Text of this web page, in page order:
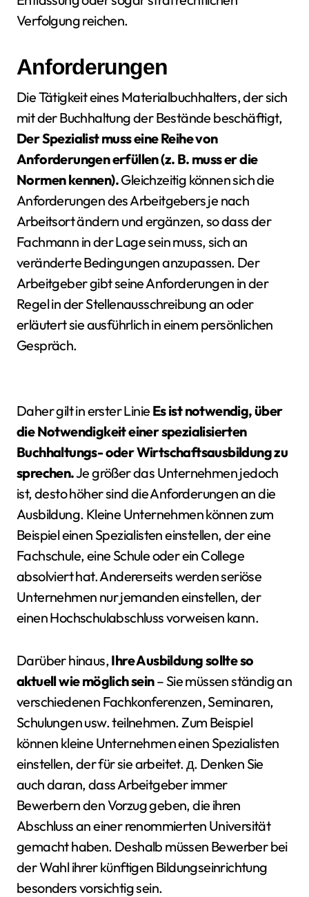
Verfolgung reichen.
Anforderungen
Die Tätigkeit eines Materialbuchhalters, der sich
mit der Buchhaltung der Bestände beschäftigt,
Der Spezialist muss eine Reihe von
Anforderungen erfüllen (z. B. muss er die
Normen kennen).Gleichzeitig können sich die
Anforderungen des Arbeitgebers je nach
Arbeitsort ändern und ergänzen, so dass der
Fachmann in der Lage sein muss, sich an
veränderte Bedingungen anzupassen. Der
Arbeitgeber gibt seine Anforderungen in der
Regel in der Stellenausschreibung an oder
erläutert sie ausführlich in einem persönlichen
Gespräch.
Daher gilt in erster Linie Es ist notwendig, über
die Notwendigkeit einer spezialisierten
Buchhaltungs- oder Wirtschaftsausbildung zu
sprechen.Je größer das Unternehmen jedoch
ist, desto höher sind die Anforderungen an die
Ausbildung. Kleine Unternehmen können zum
Beispiel einen Spezialisten einstellen, der eine
Fachschule, eine Schule oder ein College
absolviert hat. Andererseits werden seriöse
Unternehmen nur jemanden einstellen, der
einen Hochschulabschluss vorweisen kann.
Darüber hinaus,Ihre Ausbildung sollte so
aktuell wie möglich sein– Sie müssen ständig an
verschiedenen Fachkonferenzen, Seminaren,
Schulungen usw. teilnehmen. Zum Beispiel
können kleine Unternehmen einen Spezialisten
einstellen, der für sie arbeitet. д. Denken Sie
auch daran, dass Arbeitgeber immer
Bewerbern den Vorzug geben, die ihren
Abschluss an einer renommierten Universität
gemacht haben. Deshalb müssen Bewerber bei
der Wahl ihrer künftigen Bildungseinrichtung
besonders vorsichtig sein.